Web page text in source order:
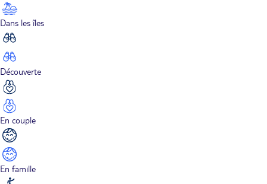
Dans les îles
Découverte
En couple
En famille